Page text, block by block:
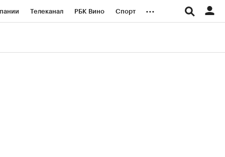
Телеканал РБК Вино Спорт ...